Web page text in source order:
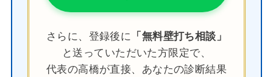
さらに、登録後に 「無料壁打ち相談」
と送っていただいた方限定で、
代表の高橋が直接、あなたの診断結果